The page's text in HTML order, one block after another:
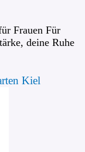
Frauen Für
deine Ruhe
Kiel